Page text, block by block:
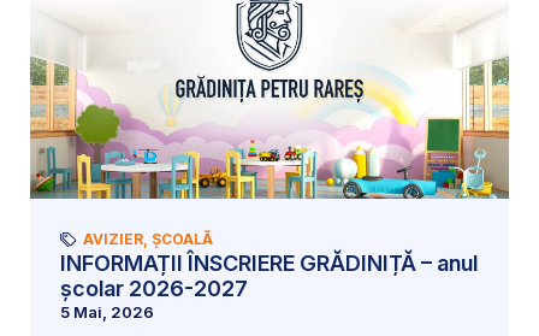
AVIZIER, ȘCOALĂ
INFORMAȚII ÎNSCRIERE GRĂDINIȚĂ – anul
școlar 2026-2027
5 Mai, 2026